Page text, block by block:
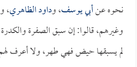
نحوه عنأبي يوسف، وداود الظاهري،
وغيرهم، قالوا: إن سبق الصفرة
لم يسبقها حيض فهي طهر، ولا أعرف